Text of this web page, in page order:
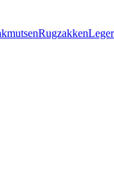
Rugzakken